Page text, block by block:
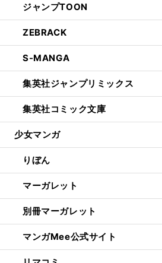
ジャンプTOON
ZEBRACK
S-MANGA
集英社ジャンプリミックス
集英社コミック文庫
少女マンガ
りぼん
マーガレット
別冊マーガレット
マンガMee公式サイト